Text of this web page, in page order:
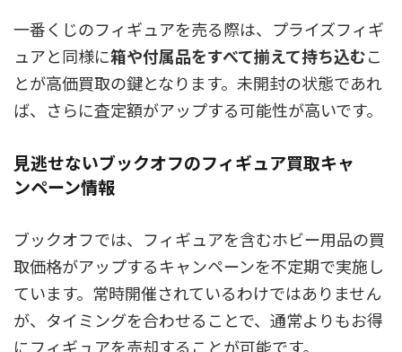
一番くじのフィギュアを売る際は、プライズフィギ
ュアと同様に箱や付属品をすべて揃えて持ち込むこ
とが高価買取の鍵となります。未開封の状態であれ
ば、さらに査定額がアップする可能性が高いです。
見逃せないブックオフのフィギュア買取キャ
ンペーン情報
ブックオフでは、フィギュアを含むホビー用品の買
取価格がアップするキャンペーンを不定期で実施し
ています。常時開催されているわけではありません
が、タイミングを合わせることで、通常よりもお得
にフィギュアを売却することが可能です。